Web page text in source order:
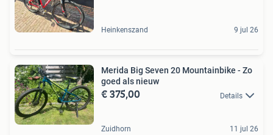
Heinkenszand 9 jul 26
Merida Big Seven 20 Mountainbike - Zo
goed als nieuw
€ 375,00 Details
Zuidhorn 11 jul 26